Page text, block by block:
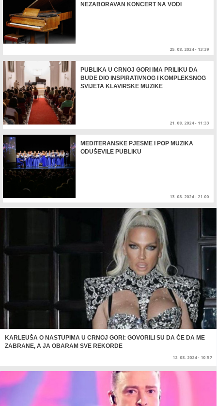
NEZABORAVAN KONCERT NA VODI
25. 08. 2024 - 13:39
PUBLIKA U CRNOJ GORI IMA PRILIKU DA
BUDE DIO INSPIRATIVNOG I KOMPLEKSNOG
SVIJETA KLAVIRSKE MUZIKE
21. 08. 2024 - 11:33
MEDITERANSKE PJESME I POP MUZIKA
ODUŠEVILE PUBLIKU
13. 08. 2024 - 21:00
KARLEUŠA O NASTUPIMA U CRNOJ GORI: GOVORILI SU DA ĆE DA ME
ZABRANE, A JA OBARAM SVE REKORDE
12. 08. 2024 - 10:57